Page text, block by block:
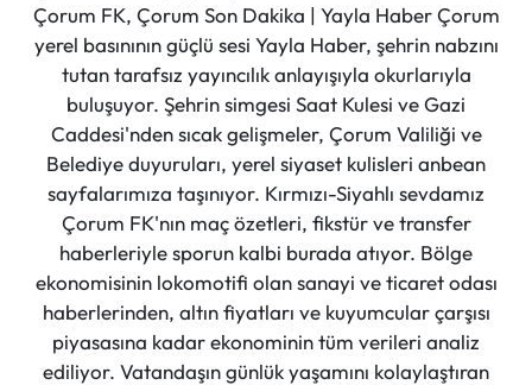
Çorum FK, Çorum Son Dakika | Yayla Haber Çorum
yerel basınının güçlü sesi Yayla Haber, şehrin nabzını
tutan tarafsız yayıncılık anlayışıyla okurlarıyla
buluşuyor. Şehrin simgesi Saat Kulesi ve Gazi
Caddesi'nden sıcak gelişmeler, Çorum Valiliği ve
Belediye duyuruları, yerel siyaset kulisleri anbean
sayfalarımıza taşınıyor. Kırmızı-Siyahlı sevdamız
Çorum FK'nın maç özetleri, fikstür ve transfer
haberleriyle sporun kalbi burada atıyor. Bölge
ekonomisinin lokomotifi olan sanayi ve ticaret odası
haberlerinden, altın fiyatları ve kuyumcular çarşısı
piyasasına kadar ekonominin tüm verileri analiz
ediliyor. Vatandaşın günlük yaşamını kolaylaştıran